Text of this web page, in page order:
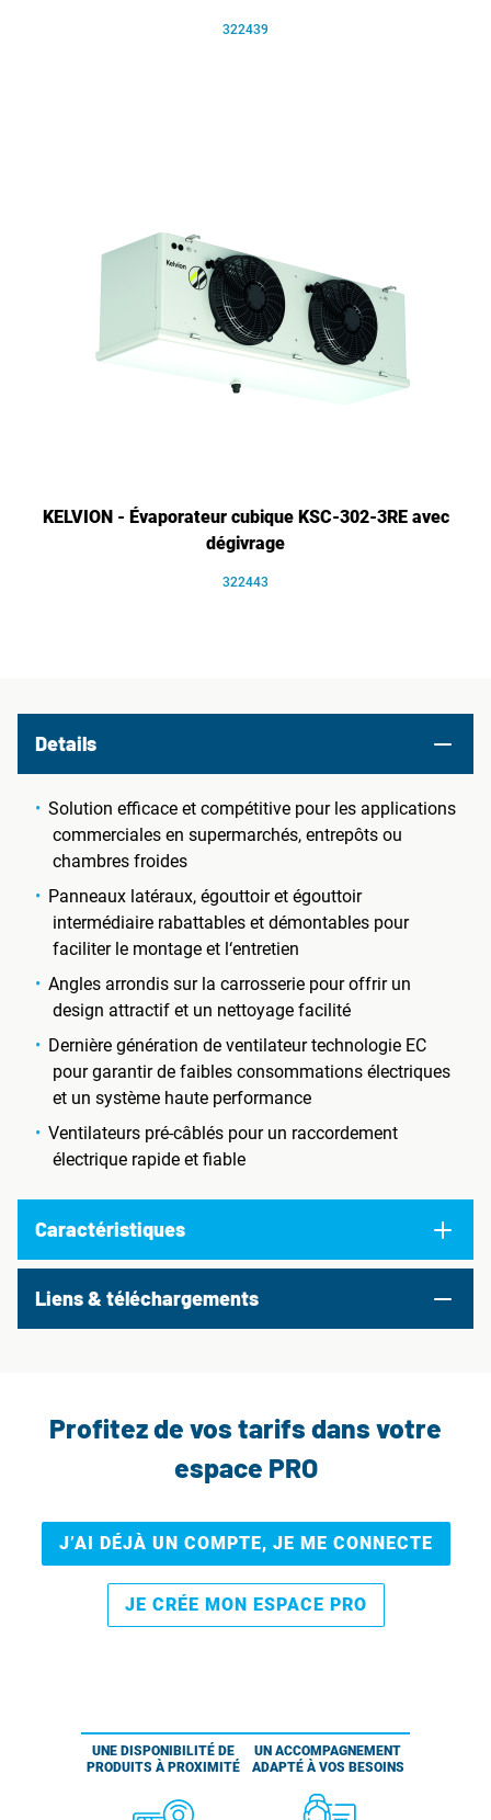
322439
KELVION - Évaporateur cubique KSC-302-3RE avec
dégivrage
322443
Details
Solution efficace et compétitive pour les applications
commerciales en supermarchés, entrepôts ou
chambres froides
Panneaux latéraux, égouttoir et égouttoir
intermédiaire rabattables et démontables pour
faciliter le montage et l‘entretien
Angles arrondis sur la carrosserie pour offrir un
design attractif et un nettoyage facilité
Dernière génération de ventilateur technologie EC
pour garantir de faibles consommations électriques
et un système haute performance
Ventilateurs pré-câblés pour un raccordement
électrique rapide et fiable
Caractéristiques
Liens & téléchargements
Profitez de vos tarifs dans votre
espace PRO
J’AI DÉJÀ UN COMPTE, JE ME CONNECTE
JE CRÉE MON ESPACE PRO
UNE DISPONIBILITÉ DE
PRODUITS À PROXIMITÉ
UN ACCOMPAGNEMENT
ADAPTÉ À VOS BESOINS